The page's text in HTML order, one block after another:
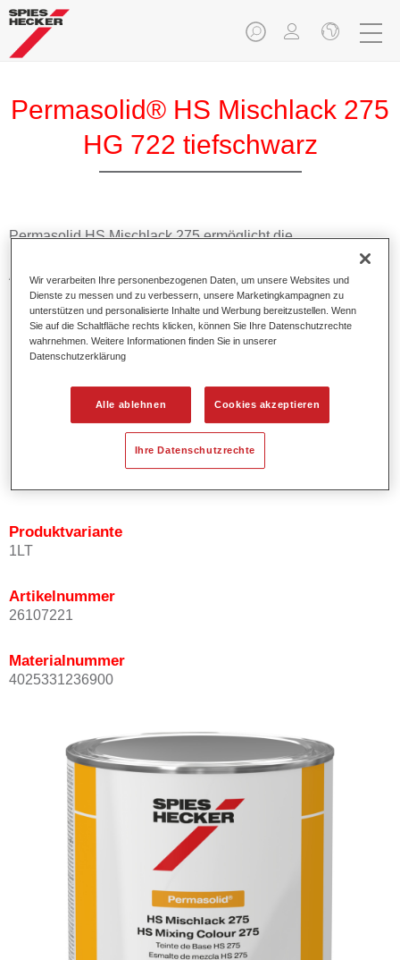
Permasolid® HS Mischlack 275
HG 722 tiefschwarz
Permasolid HS Mischlack 275 ermöglicht die
Farbtonausmischung vom hochwertigen Permasolid HS
Autolack 275 mit allen Uni-Farbtönen für die Pkw-
Lackierung.
Produktmerkmale
Erlaubt eine einfache und schnelle Verarbeitung in 1,5
Ermöglicht schnelle Trocknungszeiten.
Bietet ein hohes Deckvermögen.
Besitzt einen exzellenten Decklackstand.
Entspricht den VOC Anforderungen.
Produktvariante
1LT
Artikelnummer
26107221
Materialnummer
4025331236900
Wir verarbeiten Ihre personenbezogenen Daten, um unsere Websites und
Dienste zu messen und zu verbessern, unsere Marketingkampagnen zu
unterstützen und personalisierte Inhalte und Werbung bereitzustellen. Wenn
Sie auf die Schaltfläche rechts klicken, können Sie Ihre Datenschutzrechte
wahrnehmen. Weitere Informationen finden Sie in unserer
Datenschutzerklärung
Alle ablehnen Cookies akzeptieren
Ihre Datenschutzrechte